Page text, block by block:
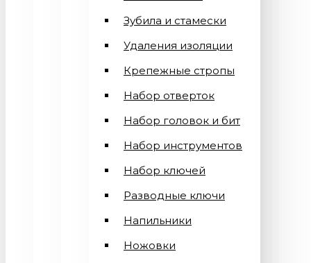
Зубила и стамески
Удаления изоляции
Крепежные стропы
Набор отверток
Набор головок и бит
Набор инструментов
Набор ключей
Разводные ключи
Напильники
Ножовки